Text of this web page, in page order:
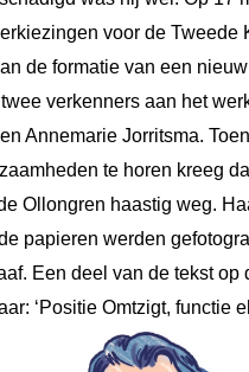
voor de Tweede
de formatie van een
verkenners aan het
Annemarie Jorritsma.
te horen kreeg
Ollongren haastig weg.
papieren werden
Een deel van de tekst op
‘Positie Omtzigt, functie